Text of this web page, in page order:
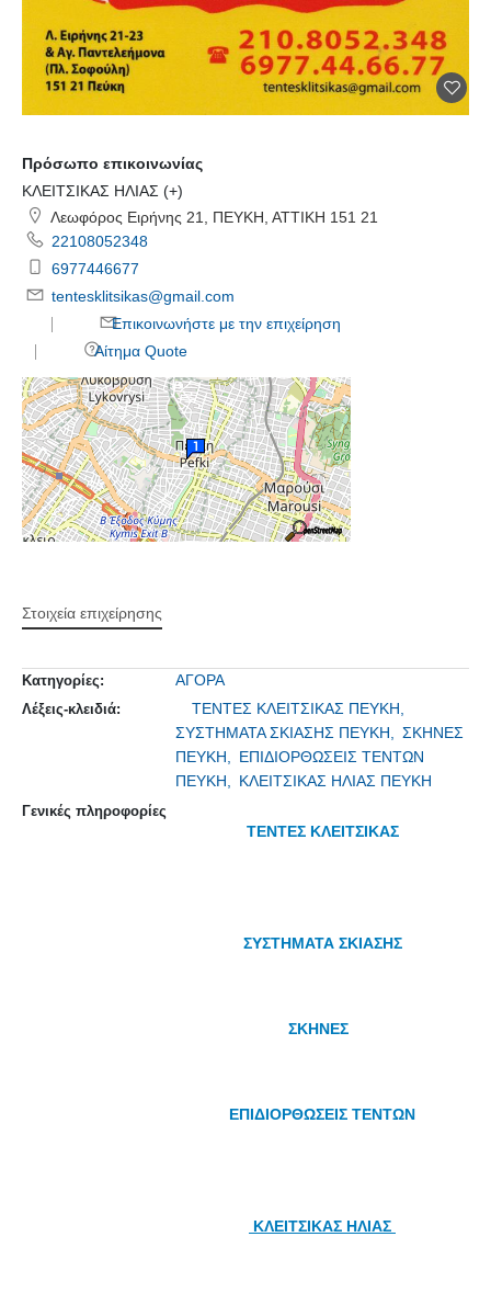
Πρόσωπο επικοινωνίας
ΚΛΕΙΤΣΙΚΑΣ ΗΛΙΑΣ (+)
Λεωφόρος Ειρήνης 21, ΠΕΥΚΗ, ΑΤΤΙΚΗ 151 21
22108052348
6977446677
tentesklitsikas@gmail.com
Επικοινωνήστε με την επιχείρηση
Αίτημα Quote
Στοιχεία επιχείρησης
Κατηγορίες: ΑΓΟΡΑ
Λέξεις-κλειδιά:
ΤΕΝΤΕΣ ΚΛΕΙΤΣΙΚΑΣ ΠΕΥΚΗ,
ΣΥΣΤΗΜΑΤΑ ΣΚΙΑΣΗΣ ΠΕΥΚΗ,
ΣΚΗΝΕΣ
ΠΕΥΚΗ,
ΕΠΙΔΙΟΡΘΩΣΕΙΣ ΤΕΝΤΩΝ
ΠΕΥΚΗ,
ΚΛΕΙΤΣΙΚΑΣ ΗΛΙΑΣ ΠΕΥΚΗ
Γενικές πληροφορίες
ΤΕΝΤΕΣ ΚΛΕΙΤΣΙΚΑΣ
ΣΥΣΤΗΜΑΤΑ ΣΚΙΑΣΗΣ
ΣΚΗΝΕΣ
ΕΠΙΔΙΟΡΘΩΣΕΙΣ ΤΕΝΤΩΝ
ΚΛΕΙΤΣΙΚΑΣ ΗΛΙΑΣ